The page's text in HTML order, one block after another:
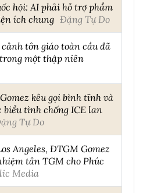
hội: AI phải hỗ trợ phẩm
ích chung Đặng Tự Do
tôn giáo toàn cầu đã
một thập niên
kêu gọi bình tĩnh và
biểu tình chống ICE lan
Tự Do
Angeles, ĐTGM Gomez
tân TGM cho Phúc
Media